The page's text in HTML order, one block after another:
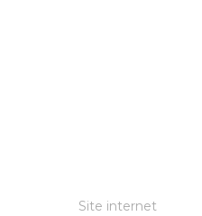
Site internet